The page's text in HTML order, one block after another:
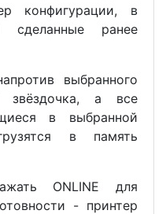
конфигурации, в
сделанные ранее
выбранного
звёздочка, а все
в выбранной
в память
ONLINE для
- принтер